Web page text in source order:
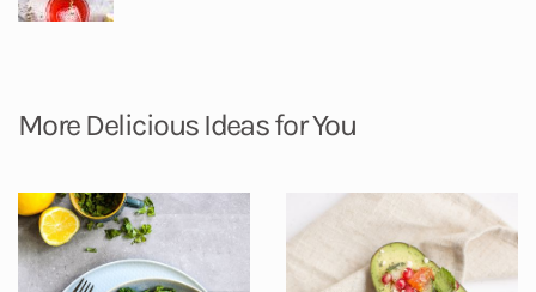
More Delicious Ideas for You